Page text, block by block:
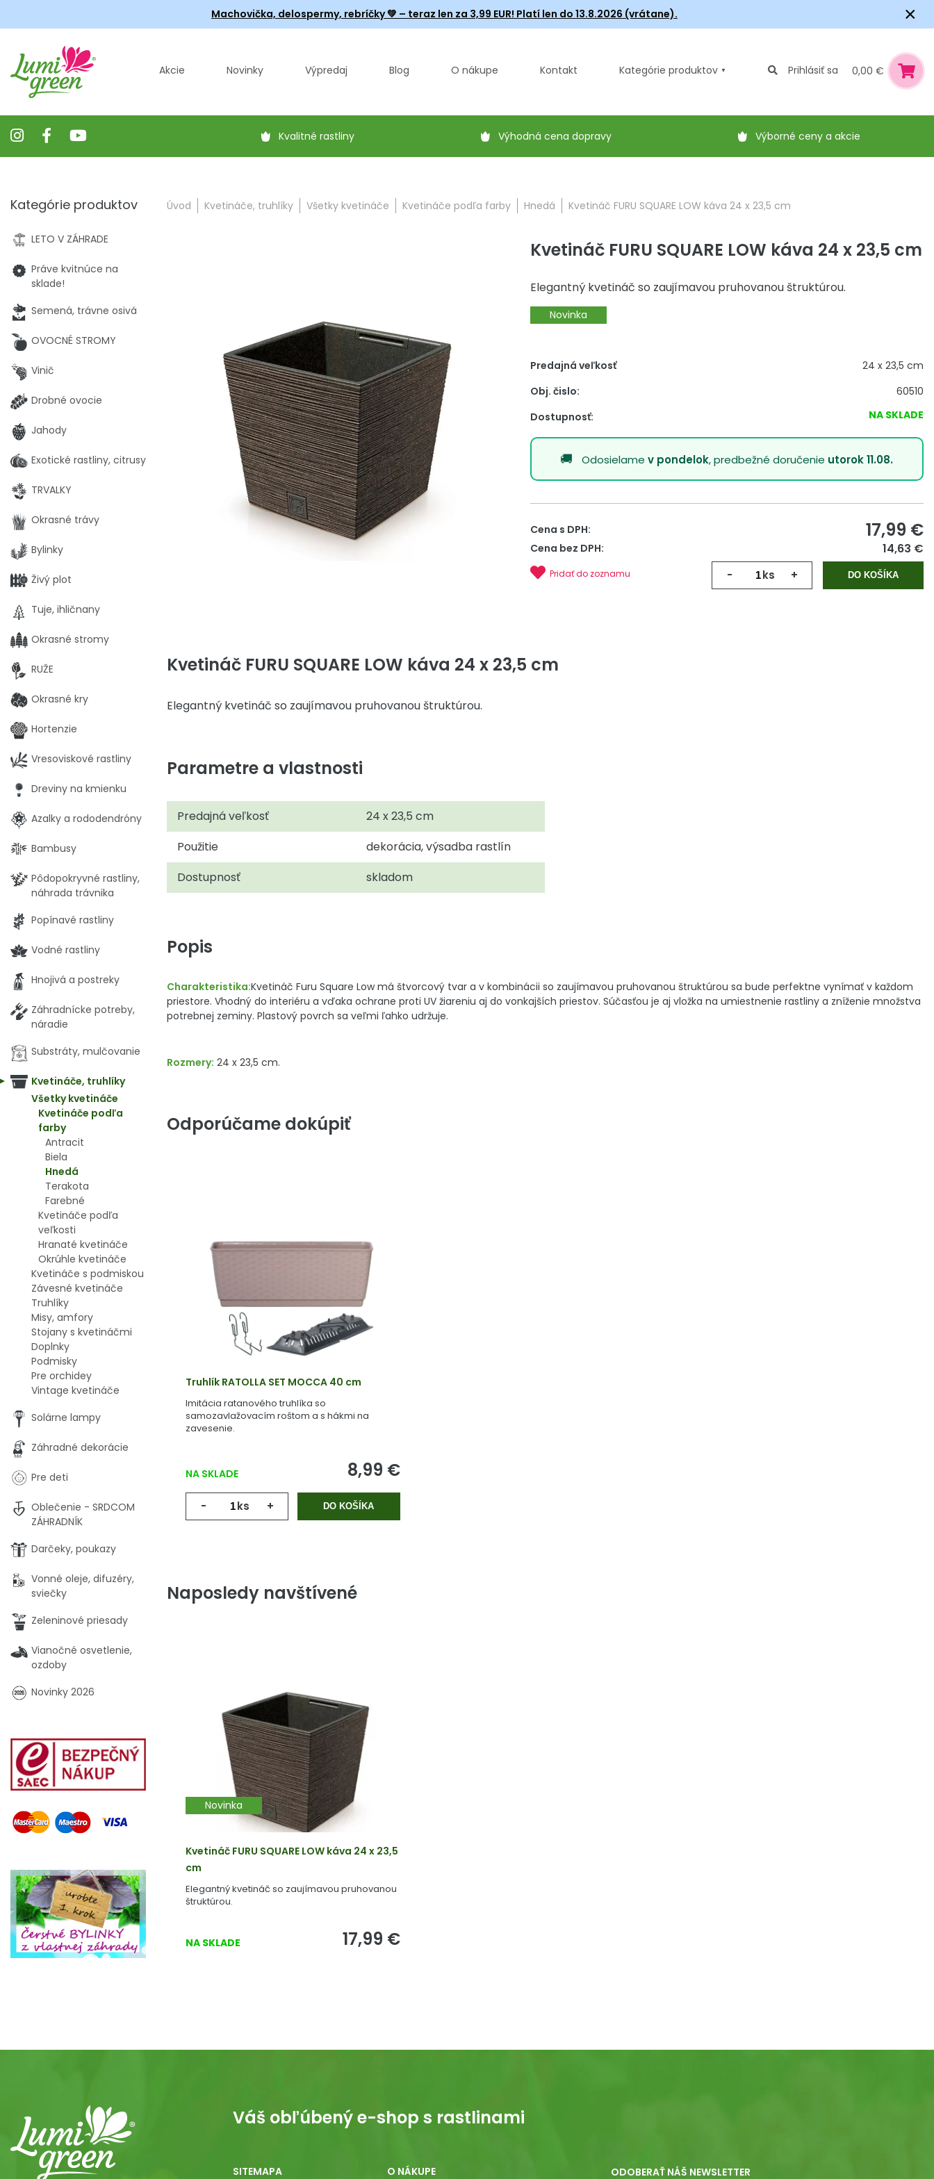
Machovička, delospermy, rebríčky💚 – teraz len za 3,99 EUR! Platí len do 13.8.2026 (vrátane). ×
Akcie Novinky Výpredaj Blog O nákupe Kontakt Kategórie produktov Prihlásiť sa 0,00 €
Kvalitné rastliny Výhodná cena dopravy Výborné ceny a akcie
Úvod Kvetináče, truhlíky Všetky kvetináče Kvetináče podľa farby Hnedá Kvetináč FURU SQUARE LOW káva 24 x 23,5 cm
Kvetináč FURU SQUARE LOW káva 24 x 23,5 cm
Elegantný kvetináč so zaujímavou pruhovanou štruktúrou.
Novinka
Predajná veľkosť
24 x 23,5 cm
Obj. čislo:
60510
Dostupnosť:
NA SKLADE
Odosielamev pondelok, predbežné doručenie utorok 11.08.
Cena s DPH: 17,99 €
Cena bez DPH: 14,63 €
- ks + DO KOŠÍKA
Pridať do zoznamu
Kvetináč FURU SQUARE LOW káva 24 x 23,5 cm
Elegantný kvetináč so zaujímavou pruhovanou štruktúrou.
Parametre a vlastnosti
Predajná veľkosť
24 x 23,5 cm
Použitie
dekorácia, výsadba rastlín
Dostupnosť
skladom
Popis
Charakteristika:Kvetináč Furu Square Low má štvorcový tvar a v kombinácii so zaujímavou pruhovanou štruktúrou sa bude perfektne vynímať v každom
priestore. Vhodný do interiéru a vďaka ochrane proti UV žiareniu aj do vonkajších priestov. Súčasťou je aj vložka na umiestnenie rastliny a zníženie množstva
potrebnej zeminy. Plastový povrch sa veľmi ľahko udržuje.
Rozmery: 24 x 23,5 cm.
Odporúčame dokúpiť
Truhlík RATOLLA SET MOCCA 40 cm
Imitácia ratanového truhlíka so
samozavlažovacím roštom a s hákmi na
zavesenie.
NA SKLADE 8,99 €
- ks + DO KOŠÍKA
Naposledy navštívené
Novinka
Kvetináč FURU SQUARE LOW káva 24 x 23,5
cm
Elegantný kvetináč so zaujímavou pruhovanou
štruktúrou.
NA SKLADE 17,99 €
Kategórie produktov
LETO V ZÁHRADE
Práve kvitnúce na
sklade!
Semená, trávne osivá
OVOCNÉ STROMY
Vinič
Drobné ovocie
Jahody
Exotické rastliny, citrusy
TRVALKY
Okrasné trávy
Bylinky
Živý plot
Tuje, ihličnany
Okrasné stromy
RUŽE
Okrasné kry
Hortenzie
Vresoviskové rastliny
Dreviny na kmienku
Azalky a rododendróny
Bambusy
Pôdopokryvné rastliny,
náhrada trávnika
Popínavé rastliny
Vodné rastliny
Hnojivá a postreky
Záhradnícke potreby,
náradie
Substráty, mulčovanie
Kvetináče, truhlíky
Všetky kvetináče
Kvetináče podľa
farby
Antracit
Biela
Hnedá
Terakota
Farebné
Kvetináče podľa
veľkosti
Hranaté kvetináče
Okrúhle kvetináče
Kvetináče s podmiskou
Závesné kvetináče
Truhlíky
Misy, amfory
Stojany s kvetináčmi
Doplnky
Podmisky
Pre orchidey
Vintage kvetináče
Solárne lampy
Záhradné dekorácie
Pre deti
Oblečenie - SRDCOM
ZÁHRADNÍK
Darčeky, poukazy
Vonné oleje, difuzéry,
sviečky
Zeleninové priesady
Vianočné osvetlenie,
ozdoby
Novinky 2026
Váš obľúbený e-shop s rastlinami
SITEMAPA O NÁKUPE ODOBERAŤ NÁŠ NEWSLETTER